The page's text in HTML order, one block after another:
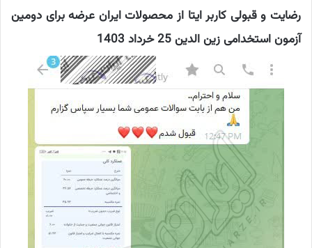
رضایت و قبولی کاربر ایتا از محصولات ایران عرضه برای دومین
آزمون استخدامی زین الدین 25 خرداد 1403